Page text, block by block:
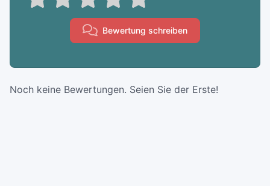
Bewertung schreiben
Noch keine Bewertungen. Seien Sie der Erste!